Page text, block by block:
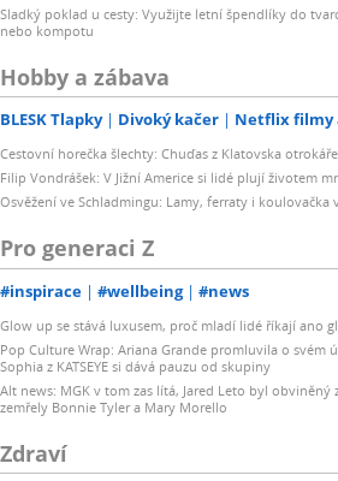
Sladký poklad u cesty: Využijte letní špendlíky do
nebo kompotu
Hobby a zábava
BLESK Tlapky Divoký kačer Netflix filmy
Cestovní horečka šlechty: Chuďas z Klatovska
Filip Vondrášek: V Jižní Americe si lidé plují životem
Osvěžení ve Schladmingu: Lamy, ferraty i
Pro generaci Z
#inspirace #wellbeing #news
Glow up se stává luxusem, proč mladí lidé říkají ano
Pop Culture Wrap: Ariana Grande promluvila o svém
Sophia z KATSEYE si dává pauzu od skupiny
Alt news: MGK v tom zas lítá, Jared Leto byl
zemřely Bonnie Tyler a Mary Morello
Zdraví